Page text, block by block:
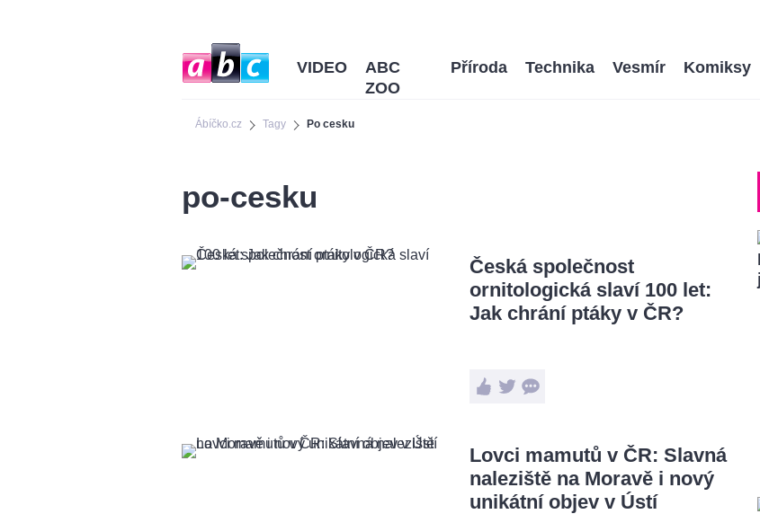
Ábíčko.cz Tagy Po cesku
VIDEO
ABC
ZOO
Příroda Technika Vesmír Komiksy
po-cesku
Česká společnost
ornitologická slaví 100 let:
Jak chrání ptáky v ČR?
Lovci mamutů v ČR: Slavná
naleziště na Moravě i nový
unikátní objev v Ústí